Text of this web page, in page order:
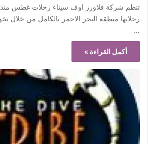
رحلاتها منطقة البحر الاحمر بالكامل من خلال
…
أكمل القراءة »